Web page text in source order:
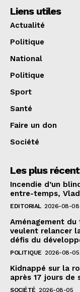
Liens utiles
Actualité
Politique
National
Politique
Sport
Santé
Faire un don
Société
Les plus
Incendie d’un
entre-temps,
EDITORIAL 2026-08-08
Aménagement du
veulent relancer
défis du
POLITIQUE 2026-08-05
Kidnappé sur la
après 17 jours de
SOCIÉTÉ 2026-08-05